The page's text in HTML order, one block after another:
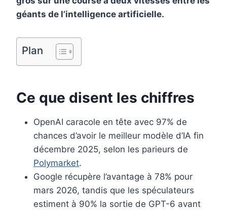
o
k
e
t
I
géants de l’intelligence artificielle.
Plan
Ce que disent les chiffres
OpenAI caracole en tête avec 97% de
chances d’avoir le meilleur modèle d’IA fin
décembre 2025, selon les parieurs de
Polymarket.
Google récupère l’avantage à 78% pour
mars 2026, tandis que les spéculateurs
estiment à 90% la sortie de GPT-6 avant